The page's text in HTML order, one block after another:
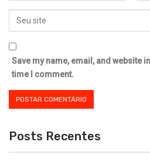
Save my name, email, and website
time I comment.
Posts Recentes